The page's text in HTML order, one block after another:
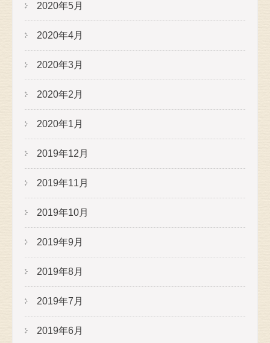
2020年5月
2020年4月
2020年3月
2020年2月
2020年1月
2019年12月
2019年11月
2019年10月
2019年9月
2019年8月
2019年7月
2019年6月